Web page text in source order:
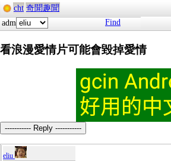
cht 奇聞趣聞
adm
Find
看浪漫愛情片可能會毀掉愛情
----------- Reply -----------
eliu